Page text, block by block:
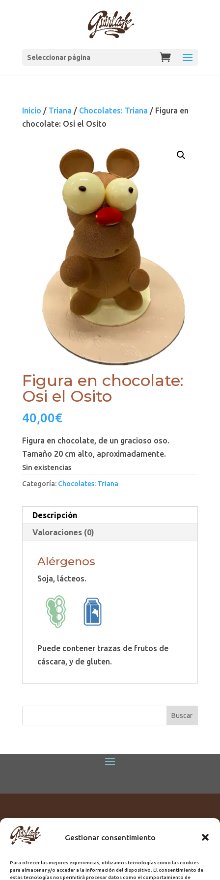
Gestionar consentimiento
Para ofrecer las mejores experiencias, utilizamos tecnologías como las cookies
para almacenar y/o acceder a la información del dispositivo. El consentimiento de
estas tecnologías nos permitirá procesar datos como el comportamiento de
Seleccionar página
Inicio / Triana / Chocolates: Triana / Figura en
chocolate: Osi el Osito
Figura en chocolate:
Osi el Osito
40,00€
Figura en chocolate, de un gracioso oso.
Tamaño 20 cm alto, aproximadamente.
Sin existencias
Categoría: Chocolates: Triana
Descripción
Valoraciones (0)
Alérgenos
Soja, lácteos.
Puede contener trazas de frutos de
cáscara, y de gluten.
Titular:
ROME GUIRLACHE SL.
Domicilio:Calle Triana, 68
Ciudad:Las Palmas de Gran Canaria